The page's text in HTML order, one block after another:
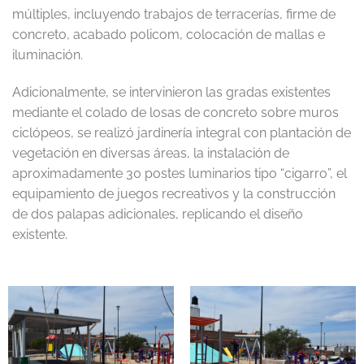
múltiples, incluyendo trabajos de terracerías, firme de
concreto, acabado policom, colocación de mallas e
iluminación.
Adicionalmente, se intervinieron las gradas existentes
mediante el colado de losas de concreto sobre muros
ciclópeos, se realizó jardinería integral con plantación de
vegetación en diversas áreas, la instalación de
aproximadamente 30 postes luminarios tipo “cigarro”, el
equipamiento de juegos recreativos y la construcción
de dos palapas adicionales, replicando el diseño
existente.